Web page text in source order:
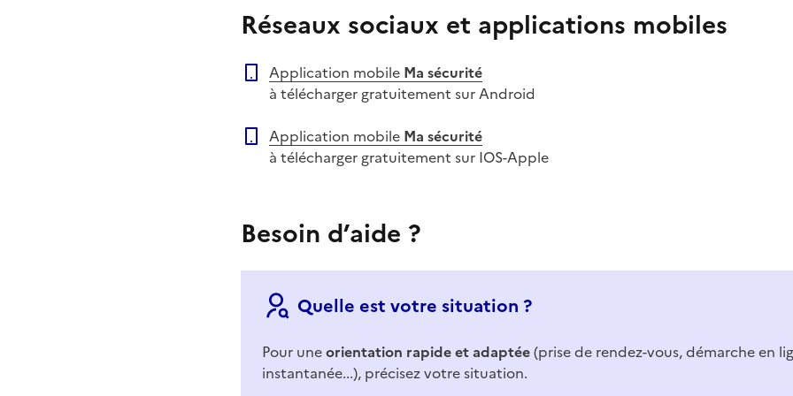
Réseaux sociaux et applications mobiles
Application mobile Ma sécurité
à télécharger gratuitement sur Android
Application mobile Ma sécurité
à télécharger gratuitement sur IOS-Apple
Besoin d’aide ?
Quelle est votre situation ?
Pour uneorientation rapide et adaptée(prise de rendez-vous, démarche en
instantanée...), précisez votre situation.